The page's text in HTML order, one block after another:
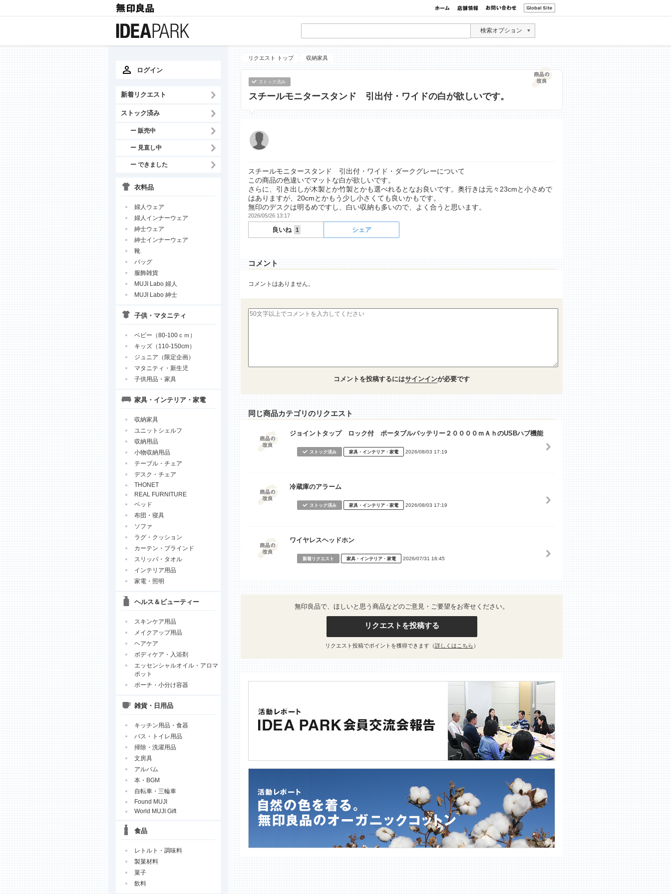
検索オプション
ログイン
新着リクエスト
ストック済み
ー 販売中
ー 見直し中
ー できました
衣料品
婦人ウェア
婦人インナーウェア
紳士ウェア
紳士インナーウェア
靴
バッグ
服飾雑貨
MUJI Labo 婦人
MUJI Labo 紳士
子供・マタニティ
ベビー（80-100ｃｍ）
キッズ（110-150cm）
ジュニア（限定企画）
マタニティ・新生児
子供用品・家具
家具・インテリア・家電
収納家具
ユニットシェルフ
収納用品
小物収納用品
テーブル・チェア
デスク・チェア
THONET
REAL FURNITURE
ベッド
布団・寝具
ソファ
ラグ・クッション
カーテン・ブラインド
スリッパ・タオル
インテリア用品
家電・照明
ヘルス＆ビューティー
スキンケア用品
メイクアップ用品
ヘアケア
ボディケア・入浴剤
エッセンシャルオイル・アロマ
ポット
ポーチ・小分け容器
雑貨・日用品
キッチン用品・食器
バス・トイレ用品
掃除・洗濯用品
文房具
アルバム
本・BGM
自転車・三輪車
Found MUJI
World MUJI Gift
食品
レトルト・調味料
製菓材料
菓子
飲料
リクエスト トップ 収納家具
ストック済み
スチールモニタースタンド 引出付・ワイドの白が欲しいです。
スチールモニタースタンド 引出付・ワイド・ダークグレーについて
この商品の色違いでマットな白が欲しいです。
さらに、引き出しが木製とか竹製とかも選べれるとなお良いです。奥行きは元々23cmと小さめで
はありますが、20cmとかもう少し小さくても良いかもです。
無印のデスクは明るめですし、白い収納も多いので、よく合うと思います。
2026/05/26 13:17
良いね 1 シェア
コメント
コメントはありません。
コメントを投稿するにはサインインが必要です
同じ商品カテゴリのリクエスト
ジョイントタップ ロック付 ポータブルバッテリー２００００ｍＡｈのUSBハブ機能
ストック済み 家具・インテリア・家電 2026/08/03 17:19
冷蔵庫のアラーム
ストック済み 家具・インテリア・家電 2026/08/03 17:19
ワイヤレスヘッドホン
新着リクエスト 家具・インテリア・家電 2026/07/31 16:45
無印良品で、ほしいと思う商品などのご意見・ご要望をお寄せください。
リクエストを投稿する
リクエスト投稿でポイントを獲得できます（詳しくはこちら ）